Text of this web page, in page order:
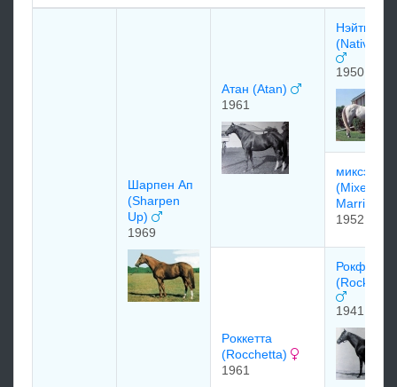
Шарпен Aп
(Sharpen
Up)
1969
Aтан (Atan)
1961
Нэйтив
(Native
1950
миксэд
(Mixed
Marriage)
1952
Рoккеттa
(Rocchetta)
1961
Рокфелла
1941